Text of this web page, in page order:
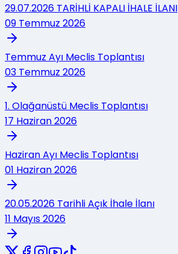
29.07.2026 TARİHLİ KAPALI İHALE İLANI
09 Temmuz 2026
Temmuz Ayı Meclis Toplantısı
03 Temmuz 2026
1. Olağanüstü Meclis Toplantısı
17 Haziran 2026
Haziran Ayı Meclis Toplantısı
01 Haziran 2026
20.05.2026 Tarihli Açık İhale İlanı
11 Mayıs 2026